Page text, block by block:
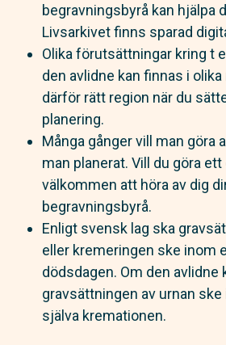
begravningsbyrå kan hjälpa
Livsarkivet finns sparad
Olika förutsättningar kring t
den avlidne kan finnas i olika
därför rätt region när du
planering.
Många gånger vill man göra
man planerat. Vill du göra
välkommen att höra av dig
begravningsbyrå.
Enligt svensk lag ska
eller kremeringen ske inom
dödsdagen. Om den
gravsättningen av urnan
själva kremationen.